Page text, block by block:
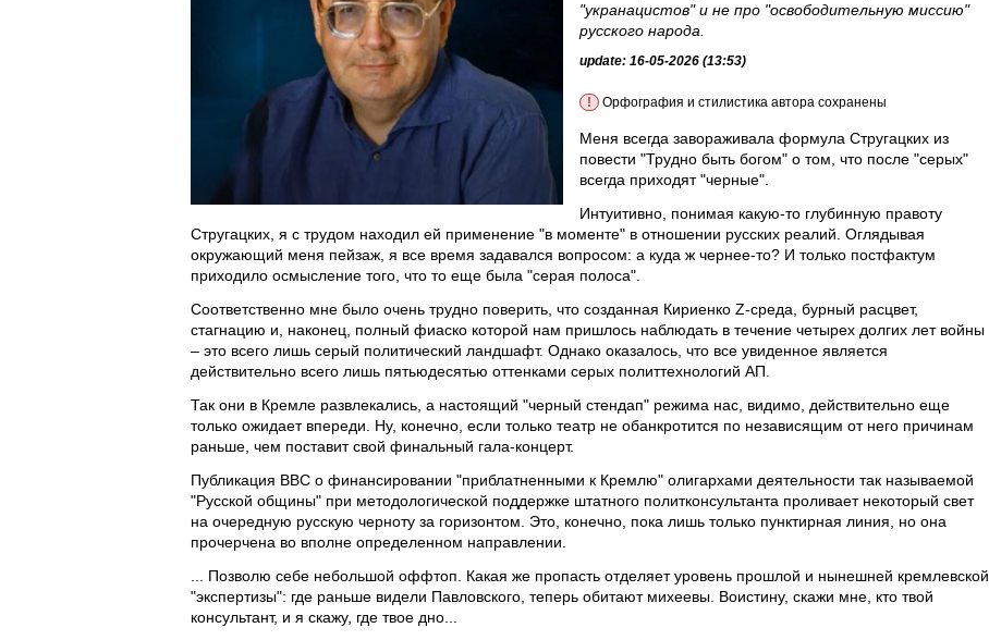
"укранацистов" и не про "освободительную миссию"
русского народа.
update: 16-05-2026 (13:53)
! Орфография и стилистика автора сохранены
Меня всегда завораживала формула Стругацких из
повести "Трудно быть богом" о том, что после "серых"
всегда приходят "черные".
Интуитивно, понимая какую-то глубинную правоту
Стругацких, я с трудом находил ей применение "в моменте" в отношении русских реалий. Оглядывая
окружающий меня пейзаж, я все время задавался вопросом: а куда ж чернее-то? И только постфактум
приходило осмысление того, что то еще была "серая полоса".
Соответственно мне было очень трудно поверить, что созданная Кириенко Z-среда, бурный расцвет,
стагнацию и, наконец, полный фиаско которой нам пришлось наблюдать в течение четырех долгих лет войны
– это всего лишь серый политический ландшафт. Однако оказалось, что все увиденное является
действительно всего лишь пятьюдесятью оттенками серых политтехнологий АП.
Так они в Кремле развлекались, а настоящий "черный стендап" режима нас, видимо, действительно еще
только ожидает впереди. Ну, конечно, если только театр не обанкротится по независящим от него причинам
раньше, чем поставит свой финальный гала-концерт.
Публикация BBC о финансировании "приблатненными к Кремлю" олигархами деятельности так называемой
"Русской общины" при методологической поддержке штатного политконсультанта проливает некоторый свет
на очередную русскую черноту за горизонтом. Это, конечно, пока лишь только пунктирная линия, но она
прочерчена во вполне определенном направлении.
... Позволю себе небольшой оффтоп. Какая же пропасть отделяет уровень прошлой и нынешней кремлевской
"экспертизы": где раньше видели Павловского, теперь обитают михеевы. Воистину, скажи мне, кто твой
консультант, и я скажу, где твое дно...